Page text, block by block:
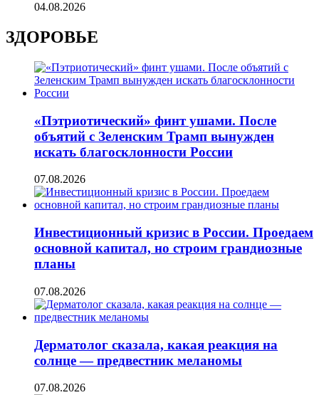
04.08.2026
ЗДОРОВЬЕ
«Пэтриотический» финт ушами. После
объятий с Зеленским Трамп вынужден
искать благосклонности России
07.08.2026
Инвестиционный кризис в России. Проедаем
основной капитал, но строим грандиозные
планы
07.08.2026
Дерматолог сказала, какая реакция на
солнце — предвестник меланомы
07.08.2026